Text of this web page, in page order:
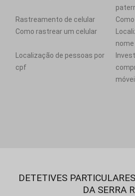
Rastreamento de celular
Como rastrear um celular
nome
Localização de pessoas por
cpf
DETETIVES
DA SERRA